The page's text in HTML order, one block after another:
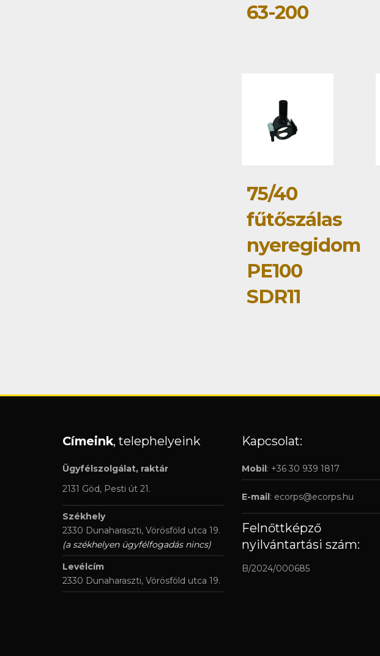
63-200
75/40
fűtőszálas
nyeregidom
PE100
SDR11
Címeink, telephelyeink
Ügyfélszolgálat, raktár
2131 Göd, Pesti út 21.
Székhely
2330 Dunaharaszti, Vörösföld utca 19.
(a székhelyen ügyfélfogadás nincs)
Levélcím
2330 Dunaharaszti, Vörösföld utca 19.
Kapcsolat:
Mobil: +36 30 939 1817
E-mail: ecorps@ecorps.hu
Felnőttképző
nyilvántartási szám:
B/2024/000685